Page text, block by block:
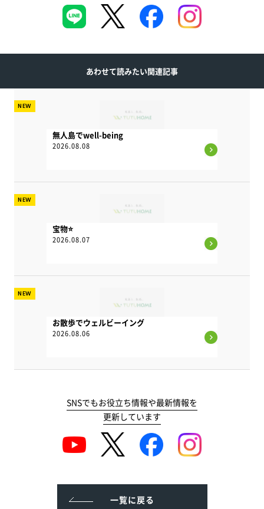
あわせて読みたい関連記事
無人島でwell-being
2026.08.08
NEW
宝物⭐
2026.08.07
NEW
お散歩でウェルビーイング
2026.08.06
NEW
SNSでもお役立ち情報や最新情報を
更新しています
一覧に戻る